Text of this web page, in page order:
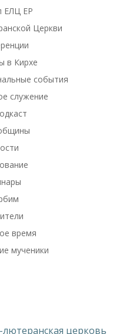
ЕЛЦ ЕР
Церкви
в Кирхе
события
служение
время
мученики
церковь